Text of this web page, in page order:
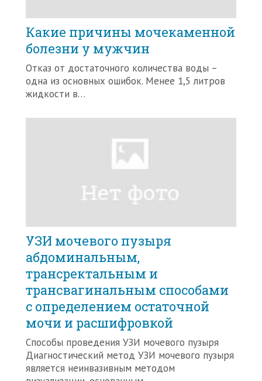
Какие причины мочекаменной
болезни у мужчин
Отказ от достаточного количества воды –
одна из основных ошибок. Менее 1,5 литров
жидкости в…
УЗИ мочевого пузыря
абдоминальным,
трансректальным и
трансвагинальным способами
с определением остаточной
мочи и расшифровкой
Способы проведения УЗИ мочевого пузыря
Диагностический метод УЗИ мочевого пузыря
является неинвазивным методом